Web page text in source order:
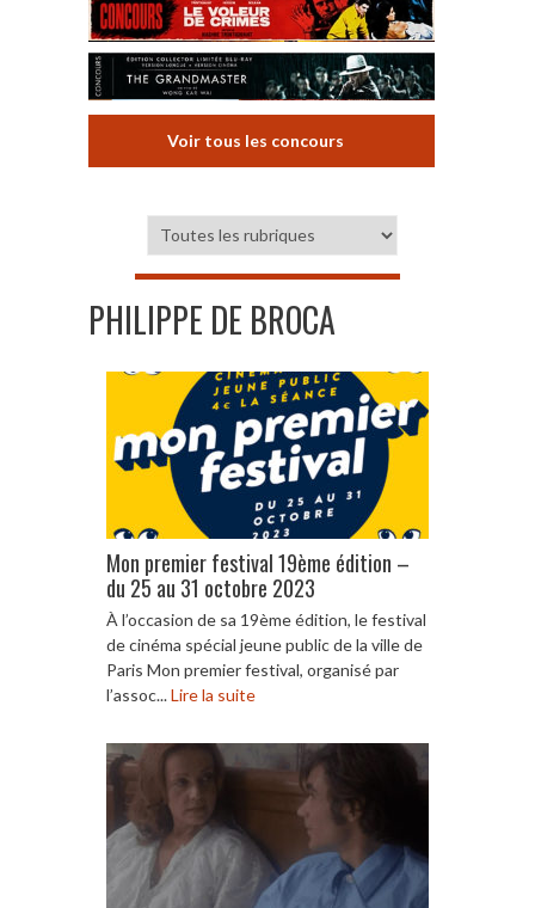
Voir tous les concours
PHILIPPE DE BROCA
Mon premier festival 19ème édition –
du 25 au 31 octobre 2023
À l’occasion de sa 19ème édition, le festival
de cinéma spécial jeune public de la ville de
Paris Mon premier festival, organisé par
l’assoc...Lire la suite